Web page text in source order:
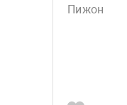
Пижон